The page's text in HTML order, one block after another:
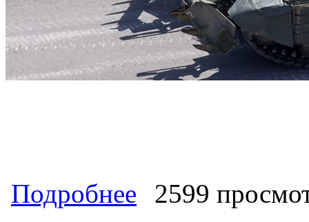
Подробнее о Курская область атакована,
линии фронта поминутно,
комментарии экспертов и
2599